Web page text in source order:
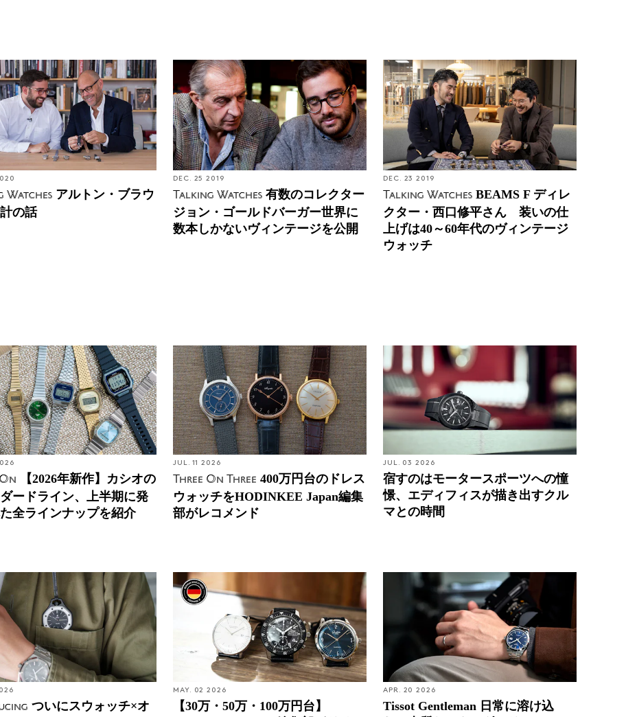
Watches アルトン・ブラウ
の話
DEC. 25 2019
Talking Watches 有数のコレクター
ジョン・ゴールドバーガー世界に
数本しかないヴィンテージを公開
DEC. 23 2019
Talking Watches BEAMS F ディレ
クター・西口修平さん 装いの仕
上げは40～60年代のヴィンテージ
ウォッチ
【2026年新作】カシオの
ードライン、上半期に発
全ラインナップを紹介
JUL. 11 2026
Three On Three 400万円台のドレス
ウォッチをHODINKEE Japan編集
部がレコメンド
JUL. 03 2026
宿すのはモータースポーツへの憧
憬、エディフィスが描き出すクル
マとの時間
ついにスウォッチ×オ
MAY. 02 2026
【30万・50万・100万円台】
APR. 20 2026
Tissot Gentleman 日常に溶け込